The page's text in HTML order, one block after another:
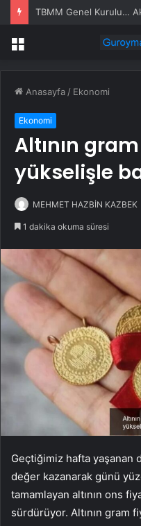
Menü
Anasayfa / Ekonomi
Ekonomi
Altının
yükselişle
MEHMET HAZBİN KAZBEK
1 dakika okuma süresi
Geçtiğimiz hafta yaşanan
değer kazanarak günü
tamamlayan altının ons
sürdürüyor. Altının gram